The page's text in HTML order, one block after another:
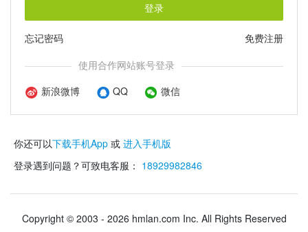
登录
免费注册
忘记密码
使用合作网站账号登录
新浪微博
QQ 微信
你还可以下载手机App 或 进入手机版
登录遇到问题？可致电客服： 18929982846
Copyright © 2003 - 2026 hmlan.com Inc. All Rights Reserved